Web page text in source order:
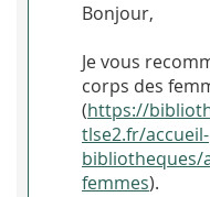
Bonjour,
Je vous
corps des
(https://
tlse2.fr/accueil-
bibliotheques/
femmes).